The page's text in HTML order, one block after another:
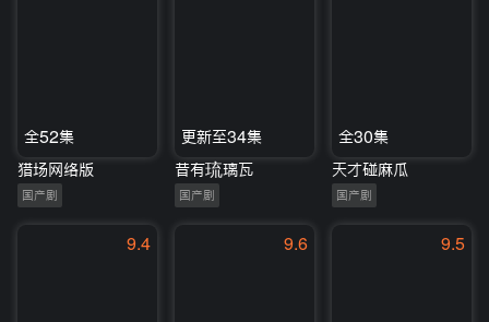
全52集
猎场网络版
国产剧
更新至34集
昔有琉璃瓦
国产剧
全30集
天才碰麻瓜
国产剧
9.4 9.6 9.5